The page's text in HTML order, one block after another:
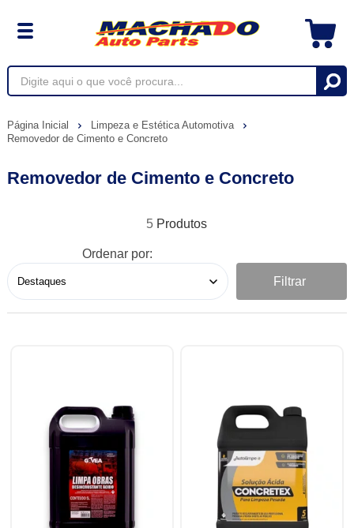
Página Inicial
Limpeza e Estética Automotiva
Removedor de Cimento e Concreto
Removedor de Cimento e Concreto
5
Ordenar por:
Filtrar